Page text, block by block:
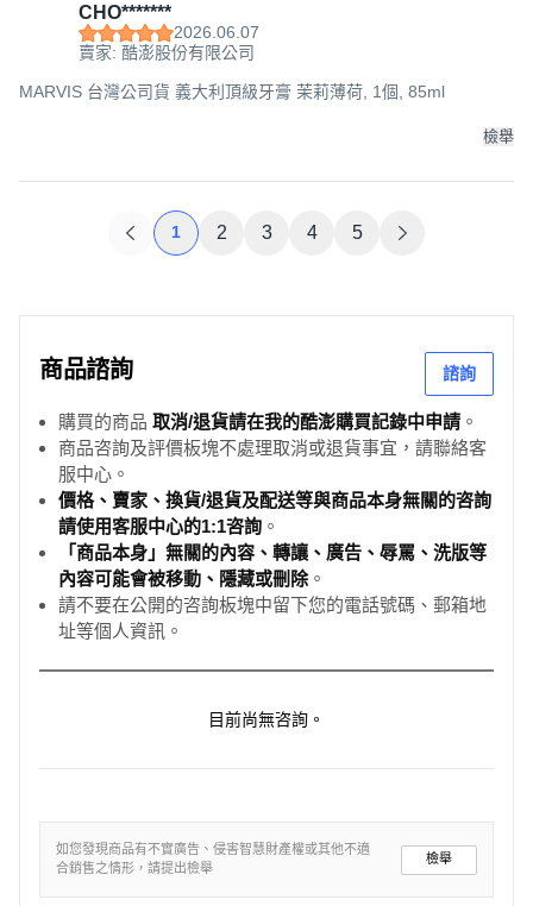
CHO*******
2026.06.07
賣家: 酷澎股份有限公司
MARVIS 台灣公司貨 義大利頂級牙膏 茉莉薄荷, 1個, 85ml
檢舉
1 2 3 4 5
商品諮詢 諮詢
購買的商品 取消/退貨請在我的酷澎購買記錄中申請 。
商品咨詢及評價板塊不處理取消或退貨事宜，請聯絡客
服中心。
價格、賣家、換貨/退貨及配送等與商品本身無關的咨詢
請使用客服中心的1:1咨詢 。
「商品本身」無關的內容、轉讓、廣告、辱罵、洗版等
內容可能會被移動、隱藏或刪除。
請不要在公開的咨詢板塊中留下您的電話號碼、郵箱地
址等個人資訊。
目前尚無咨詢。
如您發現商品有不實廣告、侵害智慧財產權或其他不適
合銷售之情形，請提出檢舉
檢舉